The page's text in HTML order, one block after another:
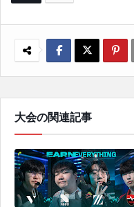
大会の関連記事